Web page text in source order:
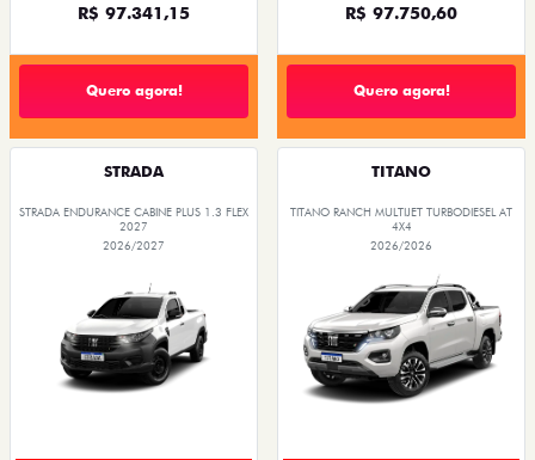
R$ 97.341,15
Quero agora!
R$ 97.750,60
Quero agora!
STRADA
STRADA ENDURANCE CABINE PLUS 1.3 FLEX
2027
2026/2027
TITANO
TITANO RANCH MULTIJET TURBODIESEL AT
4X4
2026/2026